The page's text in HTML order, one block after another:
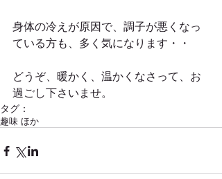
身体の冷えが原因で、調子が悪くなっ
ている方も、多く気になります・・
どうぞ、暖かく、温かくなさって、お
過ごし下さいませ。
タグ：
趣味 ほか